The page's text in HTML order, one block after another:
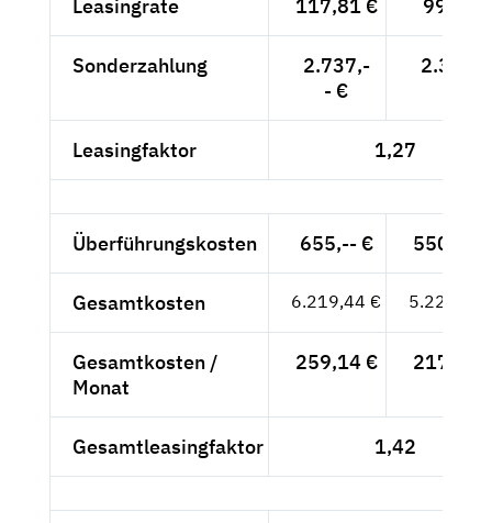
Leasingrate 117,81 € 99,-- €
Sonderzahlung
2.737,-
- €
2.300,-
Leasingfaktor 1,27
Überführungskosten 655,-- € 550,42
Gesamtkosten 6.219,44 € 5.226,42
Gesamtkosten /
Monat
259,14 € 217,77
Gesamtleasingfaktor 1,42